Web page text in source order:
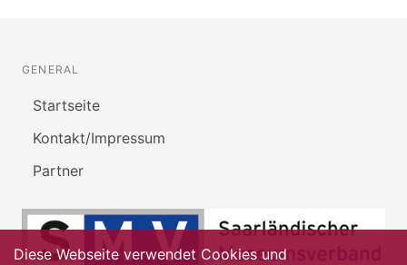
GENERAL
Startseite
Kontakt/Impressum
Partner
Diese Webseite verwendet Cookies und